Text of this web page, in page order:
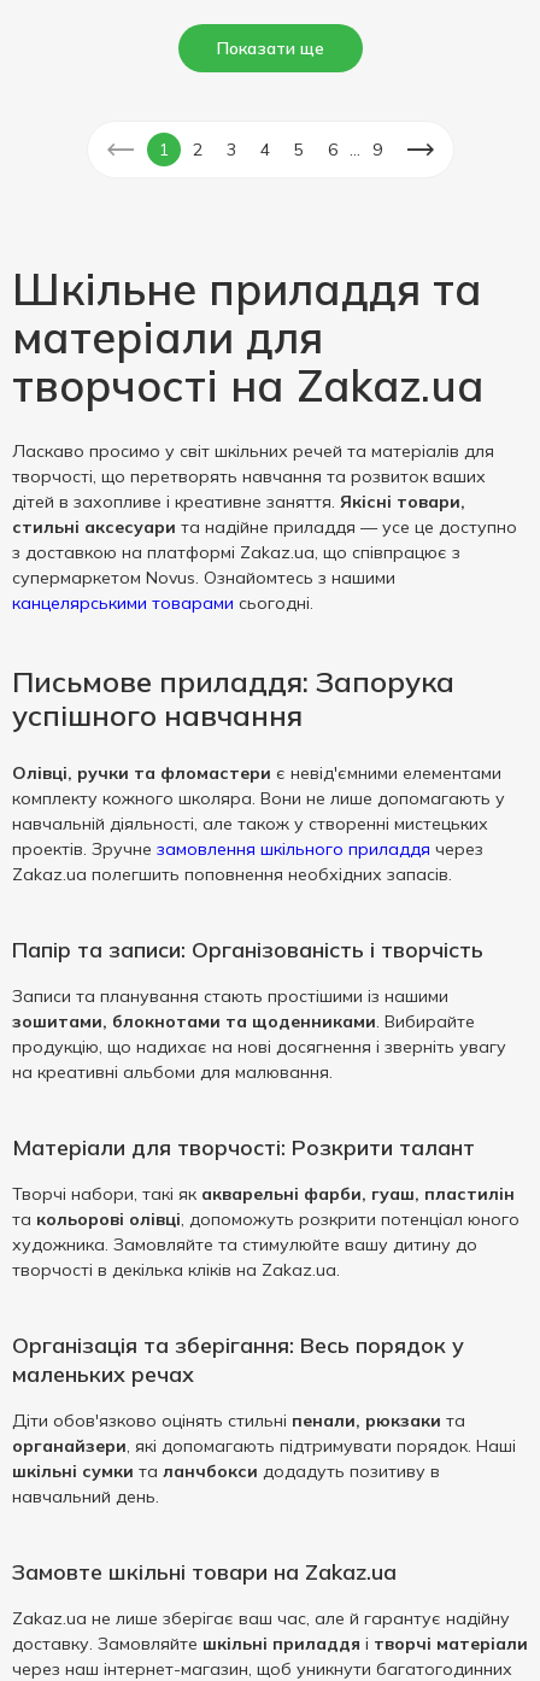
Показати ще
1 2 3 4 5 6 9
Шкільне приладдя та
матеріали для
творчості на Zakaz.ua
Ласкаво просимо у світ шкільних речей та матеріалів для
творчості, що перетворять навчання та розвиток ваших
дітей в захопливе і креативне заняття. Якісні товари,
стильні аксесуари та надійне приладдя — усе це доступно
з доставкою на платформі Zakaz.ua, що співпрацює з
супермаркетом Novus. Ознайомтесь з нашими
канцелярськими товарами сьогодні.
Письмове приладдя: Запорука
успішного навчання
Олівці, ручки та фломастери є невід'ємними елементами
комплекту кожного школяра. Вони не лише допомагають у
навчальній діяльності, але також у створенні мистецьких
проектів. Зручне замовлення шкільного приладдя через
Zakaz.ua полегшить поповнення необхідних запасів.
Папір та записи: Організованість і творчість
Записи та планування стають простішими із нашими
зошитами, блокнотами та щоденниками. Вибирайте
продукцію, що надихає на нові досягнення і зверніть увагу
на креативні альбоми для малювання.
Матеріали для творчості: Розкрити талант
Творчі набори, такі як акварельні фарби, гуаш, пластилін
та кольорові олівці, допоможуть розкрити потенціал юного
художника. Замовляйте та стимулюйте вашу дитину до
творчості в декілька кліків на Zakaz.ua.
Організація та зберігання: Весь порядок у
маленьких речах
Діти обов'язково оцінять стильні пенали, рюкзаки та
органайзери, які допомагають підтримувати порядок. Наші
шкільні сумки та ланчбокси додадуть позитиву в
навчальний день.
Замовте шкільні товари на Zakaz.ua
Zakaz.ua не лише зберігає ваш час, але й гарантує надійну
доставку. Замовляйте шкільні приладдя і творчі матеріали
через наш інтернет-магазин, щоб уникнути багатогодинних